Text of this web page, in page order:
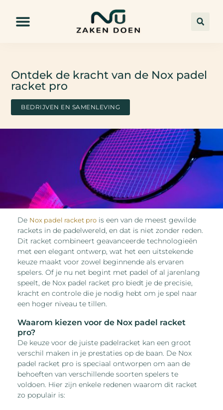
Ontdek de kracht van de Nox padel
racket pro
BEDRIJVEN EN SAMENLEVING
De Nox padel racket pro is een van de meest gewilde
rackets in de padelwereld, en dat is niet zonder reden.
Dit racket combineert geavanceerde technologieën
met een elegant ontwerp, wat het een uitstekende
keuze maakt voor zowel beginnende als ervaren
spelers. Of je nu net begint met padel of al jarenlang
speelt, de Nox padel racket pro biedt je de precisie,
kracht en controle die je nodig hebt om je spel naar
een hoger niveau te tillen.
Waarom kiezen voor de Nox padel racket
pro?
De keuze voor de juiste padelracket kan een groot
verschil maken in je prestaties op de baan. De Nox
padel racket pro is speciaal ontworpen om aan de
behoeften van verschillende soorten spelers te
voldoen. Hier zijn enkele redenen waarom dit racket
zo populair is: